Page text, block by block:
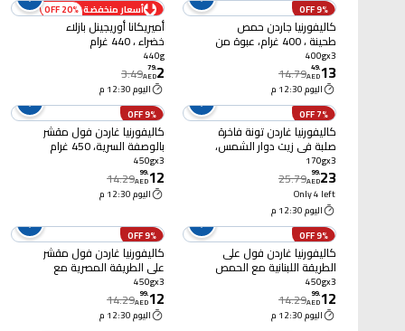
9% OFF
كاليفورنيا جاردن حمص
طحينة ، 400 غرام، عبوة من
3 قطع
400gx3
13
.
49
AED
14.79
اليوم 12:30 م
أسعار منخفضة 20% OFF
أميريكانا أوريجينل بازلاء
خضراء ، 440 غرام
440g
2
.
79
AED
3.49
اليوم 12:30 م
7% OFF
كاليفورنيا غاردن تونة فاخرة
صلبة في زيت دوار الشمس،
170 غرام، حزمة من 3
170gx3
23
.
99
AED
25.79
Only 4 left
اليوم 12:30 م
9% OFF
كاليفورنيا غاردن فول مقشر
بالوصفة السرية، 450 غرام
حزمة من 3
450gx3
12
.
99
AED
14.29
اليوم 12:30 م
9% OFF
كاليفورنيا غاردن فول على
الطريقة اللبنانية مع الحمص
والثوم، 450 غرام حزمة من
3
450gx3
12
.
99
AED
14.29
اليوم 12:30 م
9% OFF
كاليفورنيا غاردن فول مقشر
على الطريقة المصرية مع
غرام حزمة من 3
450gx3
12
.
99
AED
14.29
اليوم 12:30 م